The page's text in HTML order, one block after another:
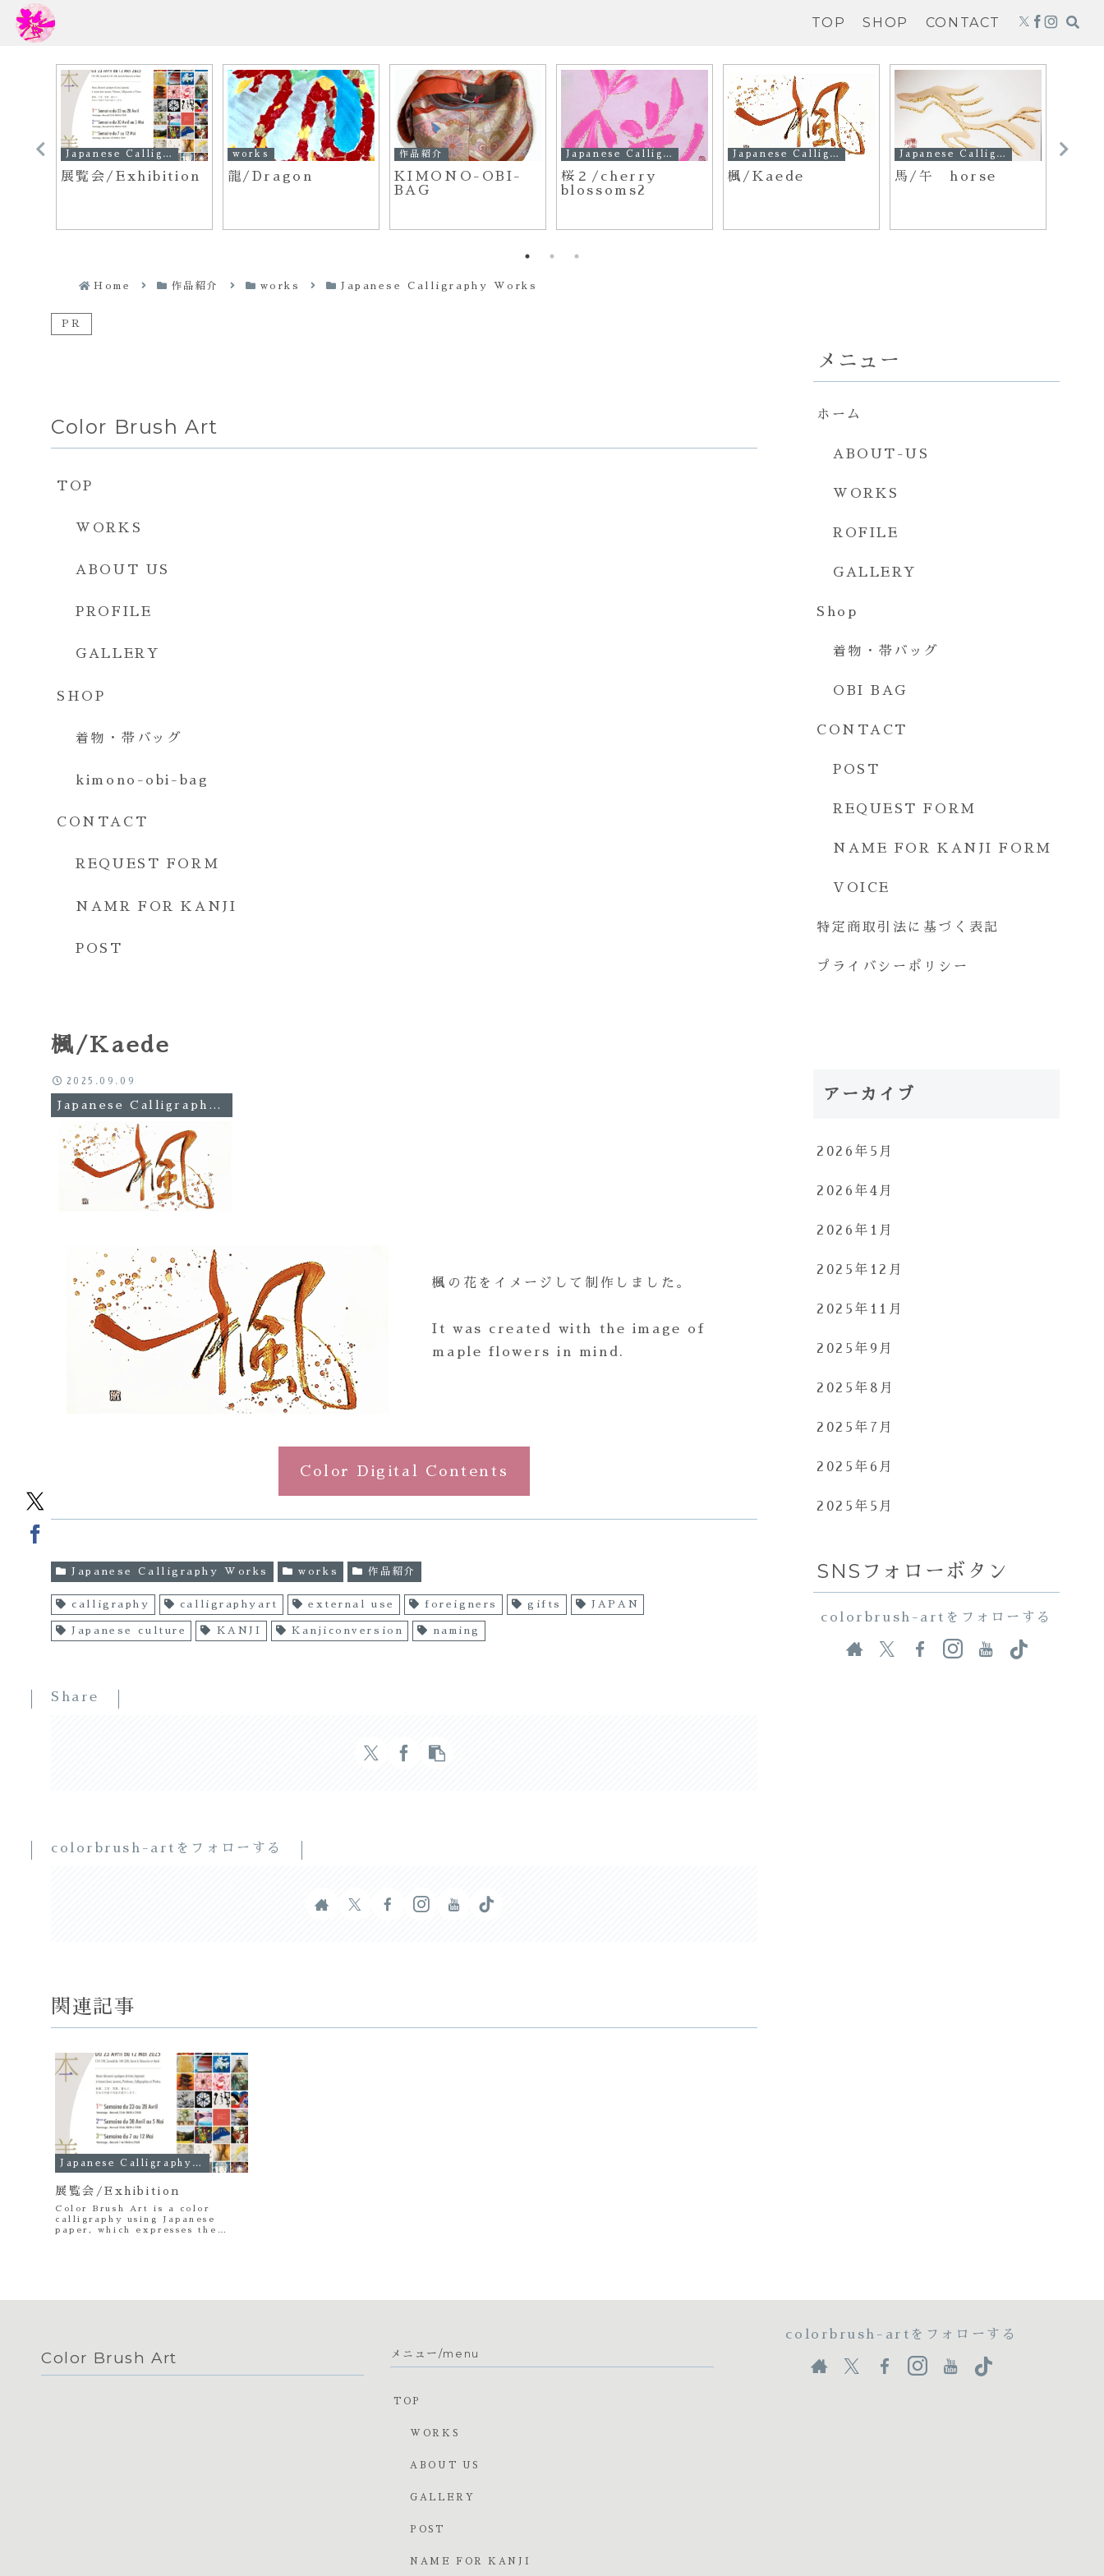
TOP SHOP CONTACT
Japanese Calligraphy Works
展覧会/Exhibition
works
龍/Dragon
作品紹介
KIMONO-OBI-
BAG
Japanese Calligraphy Works
桜２/cherry
blossoms2
Japanese Calligraphy Works
楓/Kaede
Japanese Calligraphy Works
馬/午 horse
Home 作品紹介 works Japanese Calligraphy Works
PR
楓/Kaede
Japanese Calligraphy Works
2025.09.09
Color Brush Art
TOP
WORKS
ABOUT US
PROFILE
GALLERY
SHOP
着物・帯バッグ
kimono-obi-bag
CONTACT
REQUEST FORM
NAMR FOR KANJI
POST
楓の花をイメージして制作しました。
It was created with the image of
maple flowers in mind.
Color Digital Contents
Japanese Calligraphy Works works 作品紹介
calligraphy calligraphyart external use foreigners gifts JAPAN
Japanese culture KANJI Kanjiconversion naming
Share
colorbrush-artをフォローする
関連記事
Japanese Calligraphy Works
展覧会/Exhibition
Color Brush Art is a color
calligraphy using Japanese
paper, which expresses the
メニュー
ホーム
ABOUT-US
WORKS
ROFILE
GALLERY
Shop
着物・帯バッグ
OBI BAG
CONTACT
POST
REQUEST FORM
NAME FOR KANJI FORM
VOICE
特定商取引法に基づく表記
プライバシーポリシー
アーカイブ
2026年5月
2026年4月
2026年1月
2025年12月
2025年11月
2025年9月
2025年8月
2025年7月
2025年6月
2025年5月
SNSフォローボタン
colorbrush-artをフォローする
Color Brush Art メニュー/menu
TOP
WORKS
ABOUT US
GALLERY
POST
NAME FOR KANJI
colorbrush-artをフォローする